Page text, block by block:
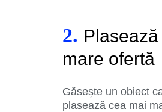
2.
mare ofertă
Găsește un obiect
plasează cea mai